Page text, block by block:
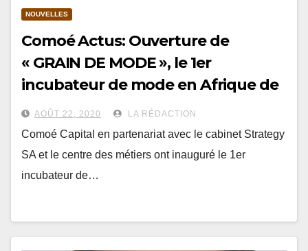
NOUVELLES
Comoé Actus: Ouverture de
« GRAIN DE MODE », le 1er
incubateur de mode en Afrique de
l’Ouest
AOÛT 22, 2020 LA RÉDACTION
Comoé Capital en partenariat avec le cabinet Strategy
SA et le centre des métiers ont inauguré le 1er
incubateur de…